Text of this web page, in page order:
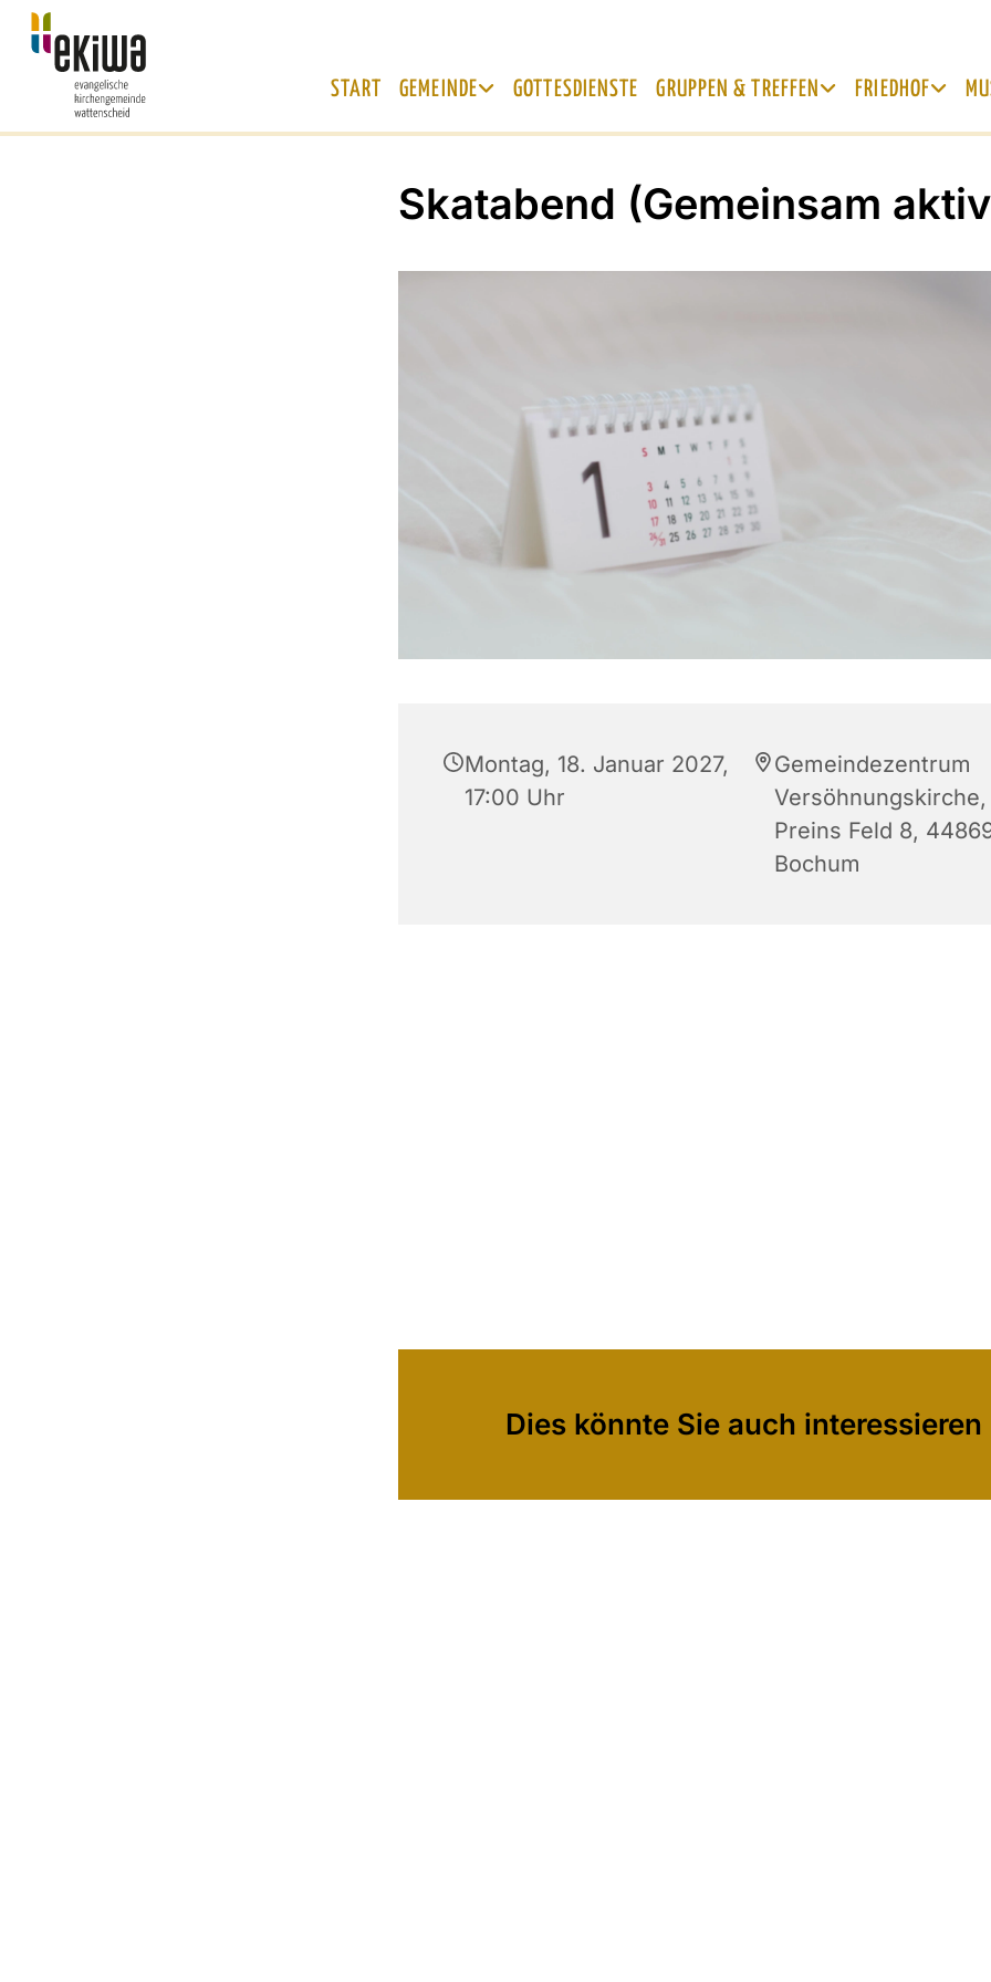
START GEMEINDE GOTTESDIENSTE GRUPPEN & TREFFEN FRIEDHOF
Skatabend (Gemeinsam
Montag, 18. Januar 2027,
17:00 Uhr
Gemeindezentrum
Versöhnungskirche,
Preins Feld 8,
Bochum
Dies könnte Sie auch interessieren